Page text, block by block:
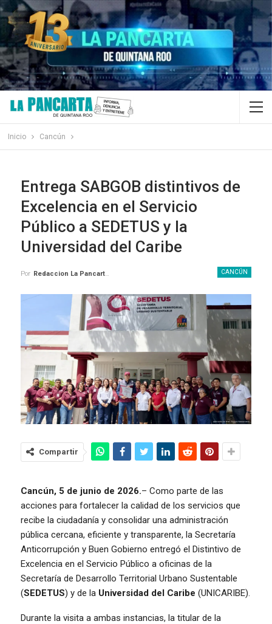
Inicio Cancún
Entrega SABGOB distintivos de
Excelencia en el Servicio
Público a SEDETUS y la
Universidad del Caribe
CANCÚN
Por Redaccion La Pancarta De Quintana Roo
Compartir
Cancún, 5 de junio de 2026.– Como parte de las
acciones para fortalecer la calidad de los servicios que
recibe la ciudadanía y consolidar una administración
pública cercana, eficiente y transparente, la Secretaría
Anticorrupción y Buen Gobierno entregó el Distintivo de
Excelencia en el Servicio Público a oficinas de la
Secretaría de Desarrollo Territorial Urbano Sustentable
(SEDETUS) y de la Universidad del Caribe (UNICARIBE).
Durante la visita a ambas instancias, la titular de la